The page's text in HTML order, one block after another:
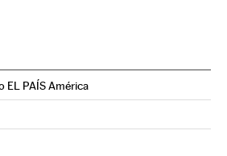
EL PAÍS América
Instagram
en Twitter
Brasil en Facebook